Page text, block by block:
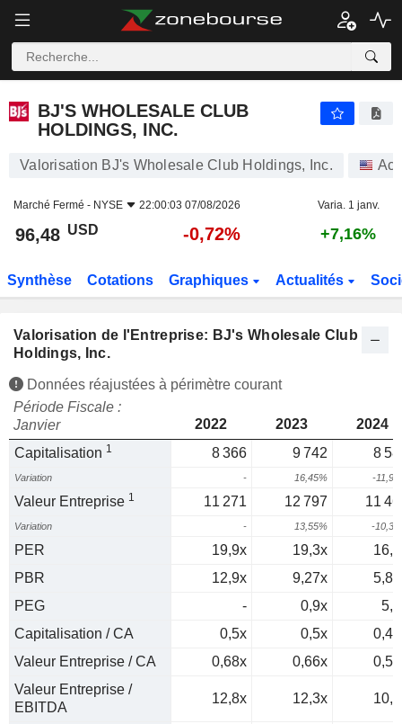
BJ'S WHOLESALE CLUB
HOLDINGS, INC.
Valorisation BJ's Wholesale Club Holdings, Inc.
Marché Fermé - NYSE 22:00:03 07/08/2026 Varia. 1 janv.
96,48 USD -0,72% +7,16%
Synthèse Cotations Graphiques Actualités
Valorisation de l'Entreprise: BJ's Wholesale Club
Holdings, Inc.
Données réajustées à périmètre courant
Période Fiscale :
Janvier
2022 2023
2024
Capitalisation 1 8 366 9 742 8
Variation - 16,45% -
Valeur Entreprise 1 11 271 12 797 11
Variation - 13,55% -
PER 19,9x 19,3x
PBR
12,9x 9,27x
PEG
- 0,9x
Capitalisation / CA
0,5x 0,5x
Valeur Entreprise / CA
0,68x 0,66x
Valeur Entreprise /
EBITDA
12,8x 12,3x